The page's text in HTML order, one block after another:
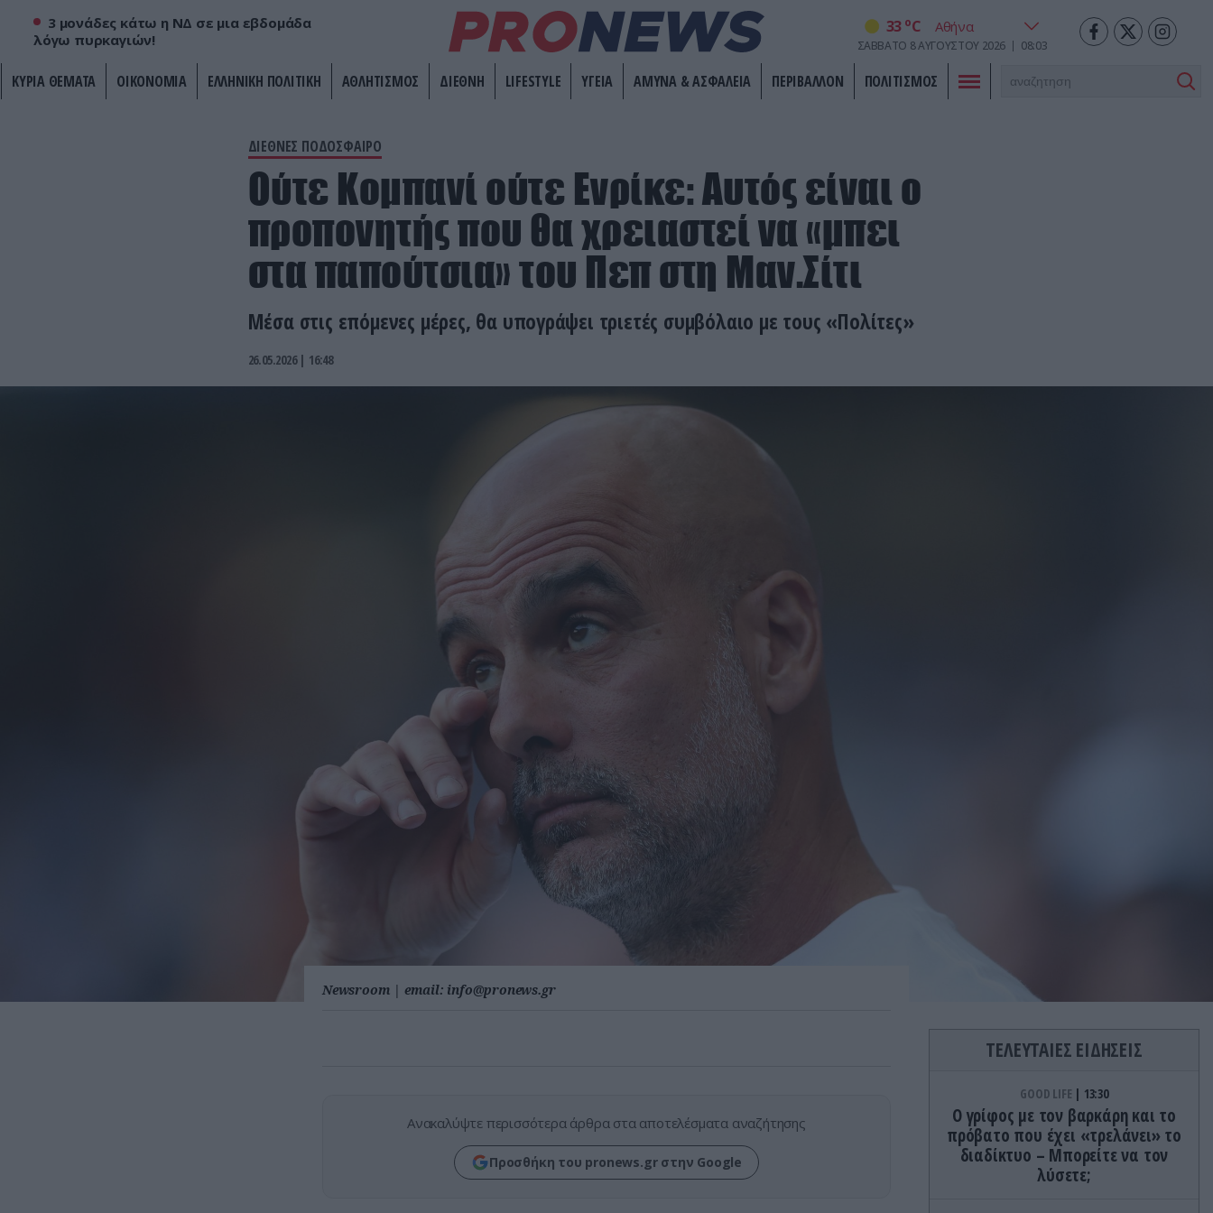
3 μονάδες κάτω η ΝΔ σε μια εβδομάδα
λόγω πυρκαγιών!
33 oC
ΣΆΒΒΑΤΟ 8ΑΥΓΟΎΣΤΟΥ 2026 08:03
ΚΥΡΙΑ ΘΕΜΑΤΑ ΟΙΚΟΝΟΜΙΑ ΕΛΛΗΝΙΚΗ ΠΟΛΙΤΙΚΗ ΑΘΛΗΤΙΣΜΟΣ ΔΙΕΘΝΗ LIFESTYLE ΥΓΕΙΑ ΑΜΥΝΑ & ΑΣΦΑΛΕΙΑ ΠΕΡΙΒΑΛΛΟΝ ΠΟΛΙΤΙΣΜΟΣ
ΔΙΕΘΝΕΣ ΠΟΔΟΣΦΑΙΡΟ
Ούτε Κομπανί ούτε Ενρίκε: Αυτός είναι ο
προπονητής που θα χρειαστεί να «μπει
στα παπούτσια» του Πεπ στη Μαν.Σίτι
Μέσα στις επόμενες μέρες, θα υπογράψει τριετές συμβόλαιο με τους «Πολίτες»
26.05.2026 | 16:48
Newsroom | email: info@pronews.gr
Ανακαλύψτε περισσότερα άρθρα στα αποτελέσματα αναζήτησης
Προσθήκη του pronews.gr στην Google
ΤΕΛΕΥΤΑΙΕΣ ΕΙΔΗΣΕΙΣ
GOOD LIFE 13:30
Ο γρίφος με τον βαρκάρη και το
πρόβατο που έχει «τρελάνει» το
διαδίκτυο – Μπορείτε να τον
λύσετε;